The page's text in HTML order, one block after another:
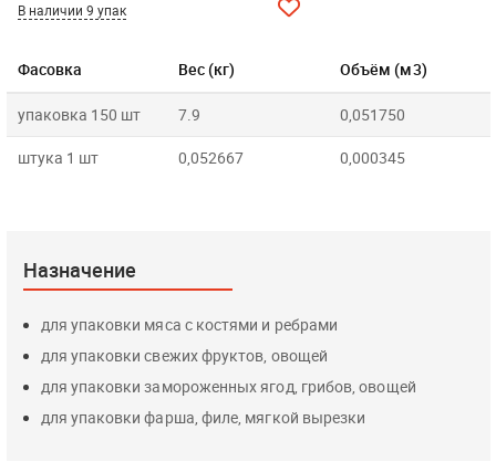
Фасовка Вес (кг) Объём (м3)
упаковка 150 шт 7.9 0,051750
штука 1 шт 0,052667 0,000345
В наличии 9 упак
Назначение
для упаковки мяса с костями и ребрами
для упаковки свежих фруктов, овощей
для упаковки замороженных ягод, грибов, овощей
для упаковки фарша, филе, мягкой вырезки